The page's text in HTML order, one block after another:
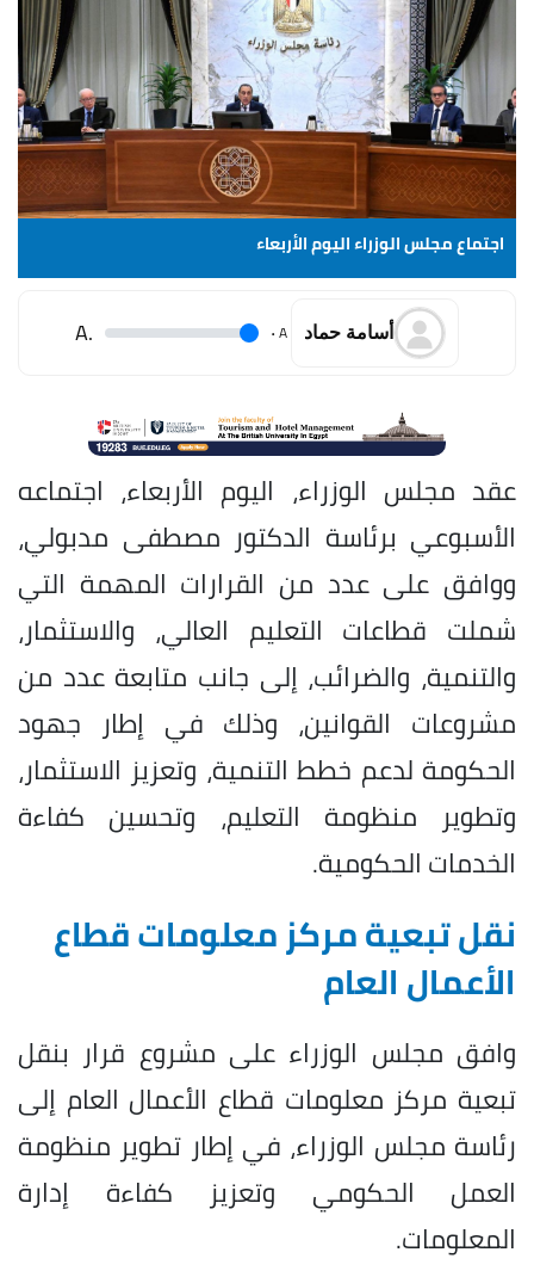
اجتماع مجلس الوزراء اليوم الأربعاء
أسامة حماد A
.
.A
عقد مجلس الوزراء، اليوم الأربعاء، اجتماعه
الأسبوعي برئاسة الدكتور مصطفى مدبولي،
ووافق على عدد من القرارات المهمة التي
شملت قطاعات التعليم العالي، والاستثمار،
والتنمية، والضرائب، إلى جانب متابعة عدد من
مشروعات القوانين، وذلك في إطار جهود
الحكومة لدعم خطط التنمية، وتعزيز الاستثمار،
وتطوير منظومة التعليم، وتحسين كفاءة
الخدمات الحكومية.
نقل تبعية مركز معلومات قطاع
الأعمال العام
وافق مجلس الوزراء على مشروع قرار بنقل
تبعية مركز معلومات قطاع الأعمال العام إلى
رئاسة مجلس الوزراء، في إطار تطوير منظومة
العمل الحكومي وتعزيز كفاءة إدارة
المعلومات.